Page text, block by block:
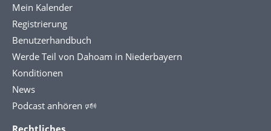
Mein Kalender
Registrierung
Benutzerhandbuch
Werde Teil von Dahoam in Niederbayern
Konditionen
News
Podcast anhören 🕬
Rechtliches